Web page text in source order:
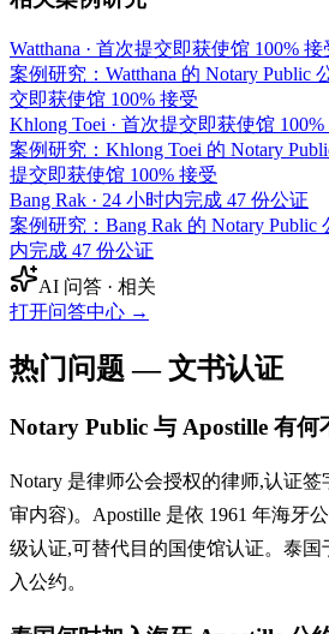
Watthana · 首次提交即获使馆 100% 接
案例研究：Watthana 的 Notary
交即获使馆 100% 接受
Khlong Toei · 首次提交即获使馆 100%
案例研究：Khlong Toei 的 Notary
提交即获使馆 100% 接受
Bang Rak · 24 小时内完成 47 份公证
案例研究：Bang Rak 的 Notary
内完成 47 份公证
AI 问答 · 相关
打开问答中心 →
热门问题 — 文书认证
Notary Public 与 Apostille 有何
Notary 是律师公会授权的律师,认证
审内容)。Apostille 是依 1961 年海牙
级认证,可替代目的国使馆认证。泰国
入公约。